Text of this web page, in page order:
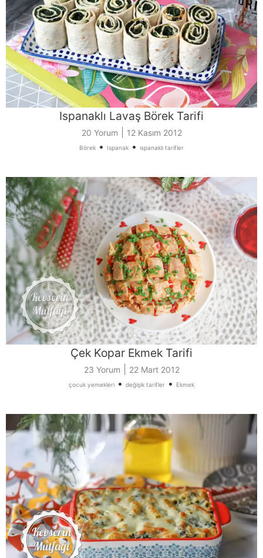
Ispanaklı Lavaş Börek Tarifi
20 Yorum 12 Kasım 2012
Börek • Ispanak • ıspanaklı tarifler
Çek Kopar Ekmek Tarifi
23 Yorum 22 Mart 2012
çocuk yemekleri • değişik tarifler • Ekmek